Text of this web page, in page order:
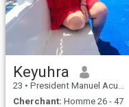
Keyuhra
23 • President Manuel Acuña Roxas, Zamboanga del Norte, Philippin...
Cherchant: Homme 26 - 47